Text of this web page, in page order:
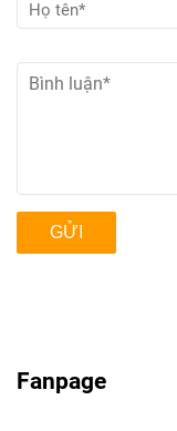
GỬI
Fanpage